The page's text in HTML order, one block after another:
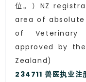
位。）NZ
area of
of Veterinary
approved by
Zealand)
234711 兽医执业注